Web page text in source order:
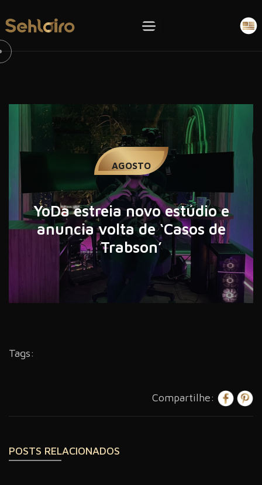
AGOSTO
YoDa estreia novo estúdio e
anuncia volta de ‘Casos de
Trabson’
Tags:
Compartilhe:
POSTS RELACIONADOS